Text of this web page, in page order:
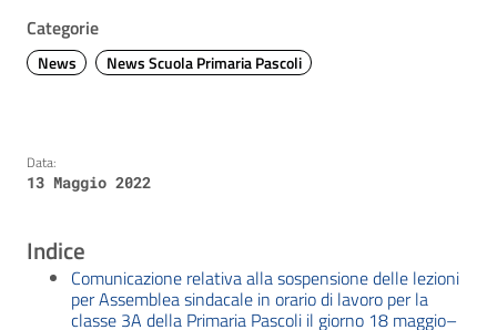
Categorie
News News Scuola Primaria Pascoli
Data:
13 Maggio 2022
Indice
Comunicazione relativa alla sospensione delle lezioni
per Assemblea sindacale in orario di lavoro per la
classe 3A della Primaria Pascoli il giorno 18 maggio–